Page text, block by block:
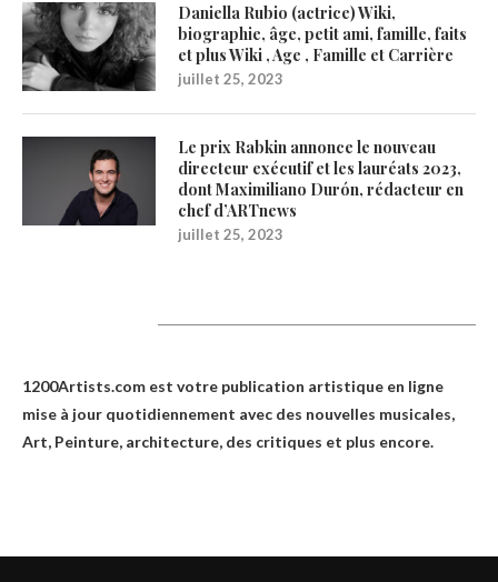
Daniella Rubio (actrice) Wiki,
biographie, âge, petit ami, famille, faits
et plus Wiki , Age , Famille et Carrière
juillet 25, 2023
Le prix Rabkin annonce le nouveau
directeur exécutif et les lauréats 2023,
dont Maximiliano Durón, rédacteur en
chef d’ARTnews
juillet 25, 2023
1200Artists.com est votre publication artistique en ligne
mise à jour quotidiennement avec des nouvelles musicales,
Art, Peinture, architecture, des critiques et plus encore.